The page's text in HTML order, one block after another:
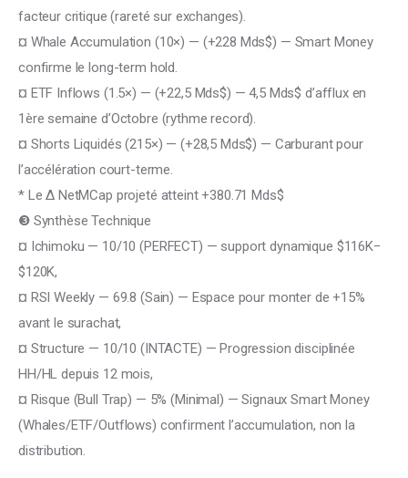
facteur critique (rareté sur exchanges).
¤ Whale Accumulation (10×) — (+228 Mds$) — Smart Money
confirme le long-term hold.
¤ ETF Inflows (1.5×) — (+22,5 Mds$) — 4,5 Mds$ d’afflux en
1ère semaine d’Octobre (rythme record).
¤ Shorts Liquidés (215×) — (+28,5 Mds$) — Carburant pour
l’accélération court-terme.
* Le Δ NetMCap projeté atteint +380.71 Mds$
❸ Synthèse Technique
¤ Ichimoku — 10/10 (PERFECT) — support dynamique $116K−
$120K,
¤ RSI Weekly — 69.8 (Sain) — Espace pour monter de +15%
avant le surachat,
¤ Structure — 10/10 (INTACTE) — Progression disciplinée
HH/HL depuis 12 mois,
¤ Risque (Bull Trap) — 5% (Minimal) — Signaux Smart Money
(Whales/ETF/Outflows) confirment l’accumulation, non la
distribution.